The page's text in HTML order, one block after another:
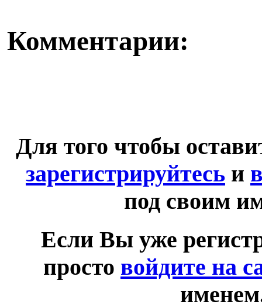
Комментарии:
Для того чтобы
зарегистрируйтесь и
под своим
Если Вы уже
просто войдите на